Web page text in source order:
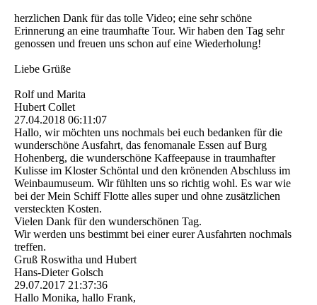
herzlichen Dank für das tolle Video; eine sehr schöne
Erinnerung an eine traumhafte Tour. Wir haben den Tag sehr
genossen und freuen uns schon auf eine Wiederholung!
Liebe Grüße
Rolf und Marita
Hubert Collet
27.04.2018 06:11:07
Hallo, wir möchten uns nochmals bei euch bedanken für die
wunderschöne Ausfahrt, das fenomanale Essen auf Burg
Hohenberg, die wunderschöne Kaffeepause in traumhafter
Kulisse im Kloster Schöntal und den krönenden Abschluss im
Weinbaumuseum. Wir fühlten uns so richtig wohl. Es war wie
bei der Mein Schiff Flotte alles super und ohne zusätzlichen
versteckten Kosten.
Vielen Dank für den wunderschönen Tag.
Wir werden uns bestimmt bei einer eurer Ausfahrten nochmals
treffen.
Gruß Roswitha und Hubert
Hans-Dieter Golsch
29.07.2017 21:37:36
Hallo Monika, hallo Frank,